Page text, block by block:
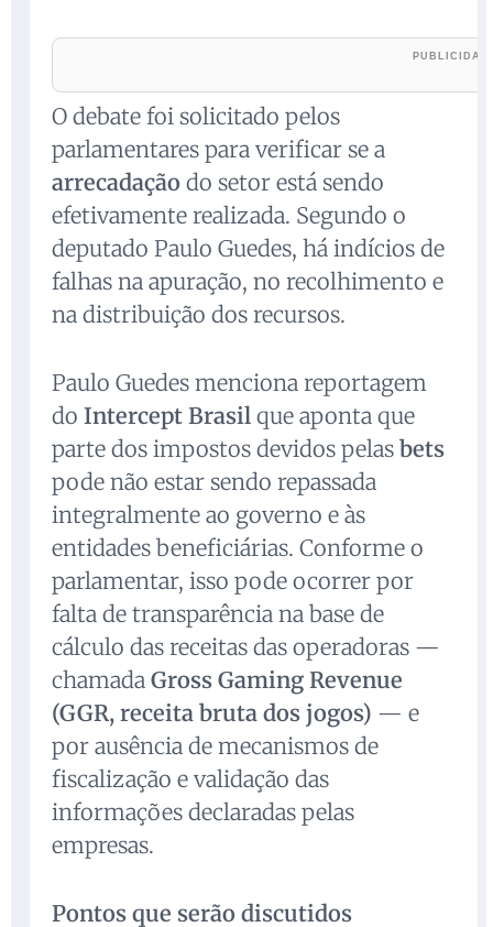
O debate foi solicitado pelos
parlamentares para verificar se a
arrecadação do setor está sendo
efetivamente realizada. Segundo o
deputado Paulo Guedes, há indícios de
falhas na apuração, no recolhimento e
na distribuição dos recursos.
Paulo Guedes menciona reportagem
do Intercept Brasil que aponta que
parte dos impostos devidos pelas bets
pode não estar sendo repassada
integralmente ao governo e às
entidades beneficiárias. Conforme o
parlamentar, isso pode ocorrer por
falta de transparência na base de
cálculo das receitas das operadoras —
chamada Gross Gaming Revenue
(GGR, receita bruta dos jogos) — e
por ausência de mecanismos de
fiscalização e validação das
informações declaradas pelas
empresas.
Pontos que serão discutidos